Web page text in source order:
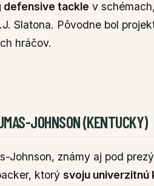
defensive tackle v
Slatona. Pôvodne bol
hráčov.
JOHNSON (KENTUCKY)
Johnson, známy aj pod
ktorýsvoju univerzitnú